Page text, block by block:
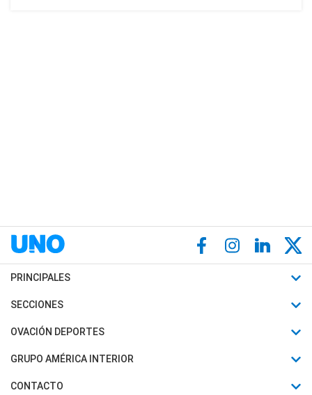
PRINCIPALES
Últimas Noticias
Política
SECCIONES
Horóscopo
Motores
OVACIÓN DEPORTES
Fútbol
Mundial
GRUPO AMÉRICA INTERIOR
Canal 7 en Vivo
CONTACTO